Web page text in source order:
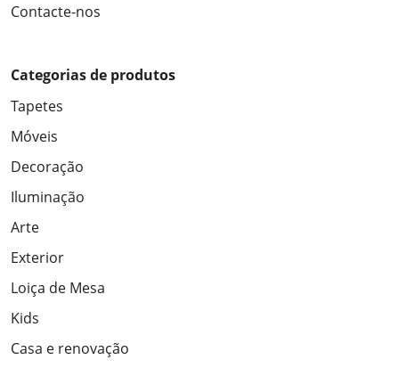
Contacte-nos
Categorias de produtos
Tapetes
Móveis
Decoração
Iluminação
Arte
Exterior
Loiça de Mesa
Kids
Casa e renovação